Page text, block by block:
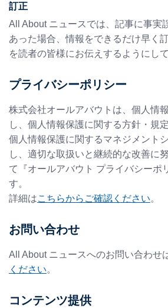
訂正
All About ニュースでは、記事に事実
あった場合、情報をできるだけ早く
を読者の皆様にお伝えするようにし
プライバシーポリシー
株式会社オールアバウトは、個人情
し、個人情報保護に関する方針・規
個人情報保護に関するマネジメント
し、適切な取扱いと継続的な改善に
て『オールアバウト プライバシーポ
す。
詳細はこちらからご確認ください。
お問い合わせ
All About ニュースへのお問い合わせ
ください。
コンテンツ提供